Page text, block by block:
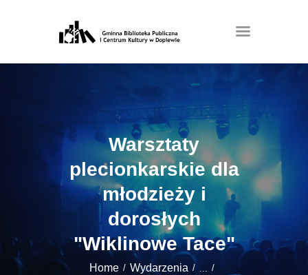
Warsztaty
plecionkarskie dla
młodzieży i
dorosłych
"Wiklinowe Tace"
Home Wydarzenia ...